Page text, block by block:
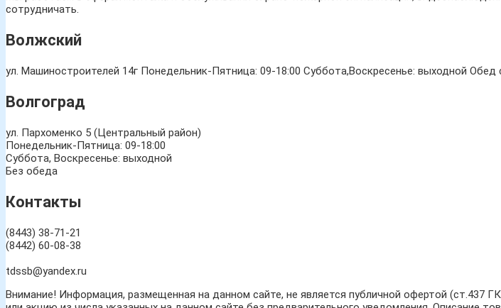
сотрудничать.
Волжский
ул. Машиностроителей 14г Понедельник-Пятница: 09-18:00 Суббота,Воскресенье: выходной Обед
Волгоград
ул. Пархоменко 5 (Центральный район)
Понедельник-Пятница: 09-18:00
Суббота, Воскресенье: выходной
Без обеда
Контакты
(8443) 38-71-21
(8442) 60-08-38
tdssb@yandex.ru
Внимание! Информация, размещенная на данном сайте, не является публичной офертой